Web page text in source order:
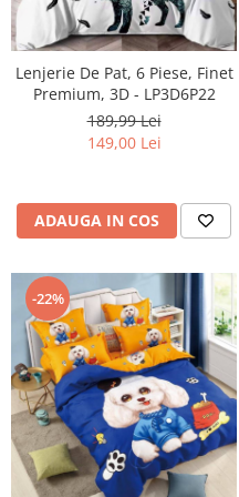
Lenjerie De Pat, 6 Piese, Finet
Premium, 3D - LP3D6P22
189,99 Lei
149,00 Lei
ADAUGA IN COS
-22%